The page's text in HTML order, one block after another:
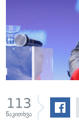
113
წაკითხვა